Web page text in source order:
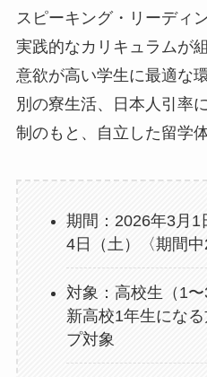
スピーキング・リーディ
実践的なカリキュラムが
意欲が高い学生に最適な
別の寮生活、日本人引率
制のもと、自立した留学
期間：2026年3月1
4日（土）〈期間中
対象：高校生（1
新高校1年生にな
プ対象